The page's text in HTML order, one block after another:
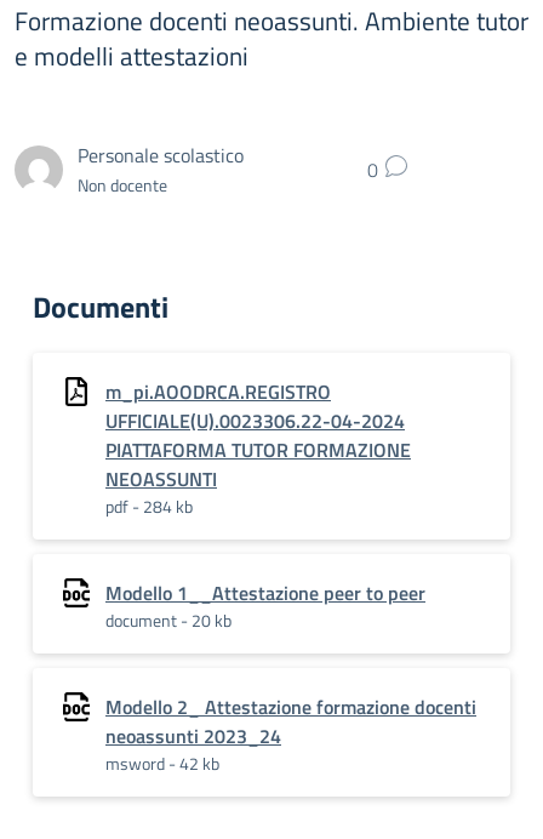
Formazione docenti neoassunti. Ambiente tutor
e modelli attestazioni
Personale scolastico
Non docente 0
Documenti
m_pi.AOODRCA.REGISTRO
UFFICIALE(U).0023306.22-04-2024
PIATTAFORMA TUTOR FORMAZIONE
NEOASSUNTI
pdf - 284 kb
Modello 1__Attestazione peer to peer
document - 20 kb
Modello 2_ Attestazione formazione docenti
neoassunti 2023_24
msword - 42 kb